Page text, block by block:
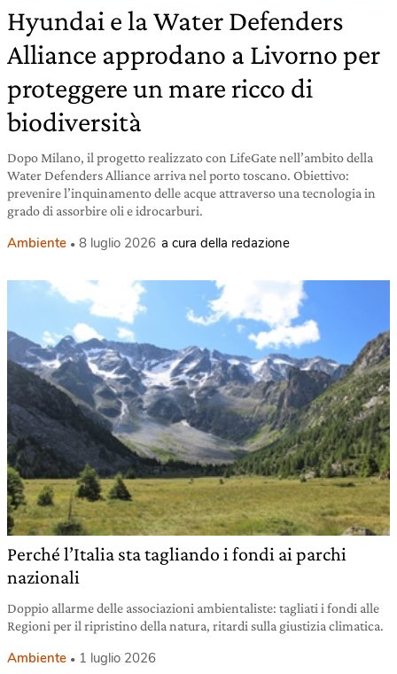
Hyundai e la Water Defenders
Alliance approdano a Livorno per
proteggere un mare ricco di
biodiversità
Dopo Milano, il progetto realizzato con LifeGate nell’ambito della
Water Defenders Alliance arriva nel porto toscano. Obiettivo:
prevenire l’inquinamento delle acque attraverso una tecnologia in
grado di assorbire oli e idrocarburi.
Ambiente 8 luglio 2026 a cura della redazione
Perché l’Italia sta tagliando i fondi ai parchi
nazionali
Doppio allarme delle associazioni ambientaliste: tagliati i fondi alle
Regioni per il ripristino della natura, ritardi sulla giustizia climatica.
Ambiente 1 luglio 2026